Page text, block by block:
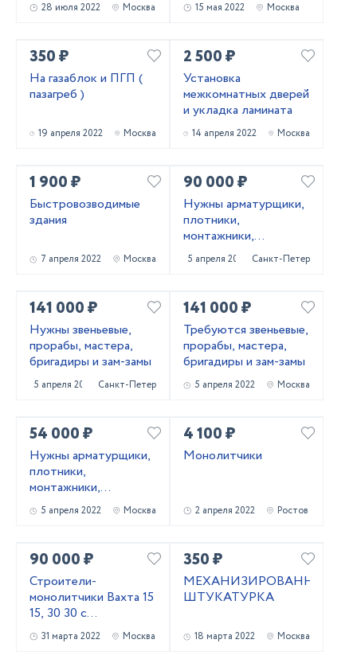
28 июля 2022 Москва 15 мая 2022 Москва
350 ₽
На газаблок и ПГП (
пазагреб )
19 апреля 2022 Москва
2 500 ₽
Установка
межкомнатных дверей
и укладка ламината
14 апреля 2022 Москва
1 900 ₽
Быстровозводимые
здания
7 апреля 2022 Москва
90 000 ₽
Нужны арматурщики,
плотники,
монтажники,
сварщики, бетонщики,
стропальщики,
5 апреля 2022 Санкт-Петербург
141 000 ₽
Нужны звеньевые,
прорабы, мастера,
бригадиры и зам-замы
5 апреля 2022 Санкт-Петербург
141 000 ₽
Требуются звеньевые,
прорабы, мастера,
бригадиры и зам-замы
5 апреля 2022 Москва
54 000 ₽
Нужны арматурщики,
плотники,
монтажники,
сварщики, бетонщики,
стропальщики,
5 апреля 2022 Москва
4 100 ₽
Монолитчики
2 апреля 2022 Ростов
90 000 ₽
Строители-
монолитчики Вахта 15
15, 30 30 с
проживанием,
питанием
31 марта 2022 Москва
350 ₽
МЕХАНИЗИРОВАННАЯ
ШТУКАТУРКА
18 марта 2022 Москва